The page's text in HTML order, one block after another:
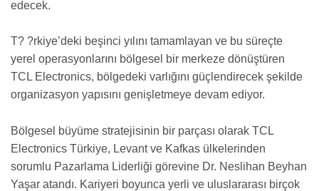
edecek.
T? ?rkiye’deki beşinci yılını tamamlayan ve bu süreçte
yerel operasyonlarını bölgesel bir merkeze dönüştüren
TCL Electronics, bölgedeki varlığını güçlendirecek şekilde
organizasyon yapısını genişletmeye devam ediyor.
Bölgesel büyüme stratejisinin bir parçası olarak TCL
Electronics Türkiye, Levant ve Kafkas ülkelerinden
sorumlu Pazarlama Liderliği görevine Dr. Neslihan Beyhan
Yaşar atandı. Kariyeri boyunca yerli ve uluslararası birçok